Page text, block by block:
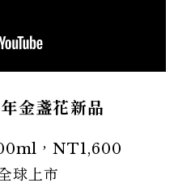
年金盞花新品
，NT1,600
球上市